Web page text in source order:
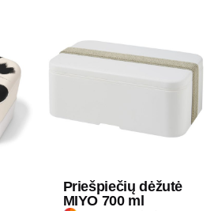
Plastikas ir silikonas
Priešpiečių dėžutė
MIYO 700 ml